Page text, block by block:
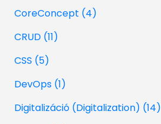
CoreConcept (4)
CRUD (11)
CSS (5)
DevOps (1)
Digitalizáció (Digitalization) (14)